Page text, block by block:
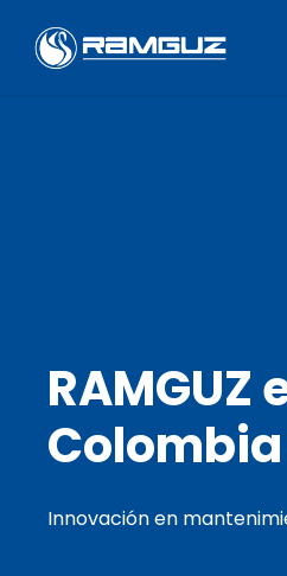
RAMGUZ
Innovación en